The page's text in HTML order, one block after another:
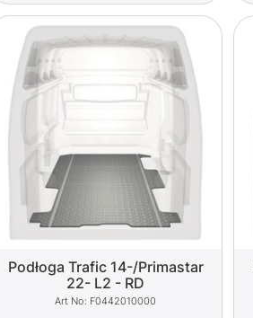
Podłoga Trafic 14-/Primastar
22- L2 - RD
F0442010000